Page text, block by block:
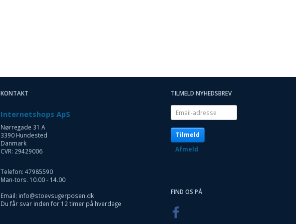
KONTAKT
Internetshops ApS
Nørregade 31 A
3390 Hundested
Danmark
CVR: 29429006
Telefon: 47985590
Man-tors. 10.00 - 14.00
Email: info@stoevsugerposen.dk
Du får svar inden for 12 timer på hverdage
TILMELD NYHEDSBREV
Email-
adresse
Tilmeld
Afmeld
FIND OS PÅ